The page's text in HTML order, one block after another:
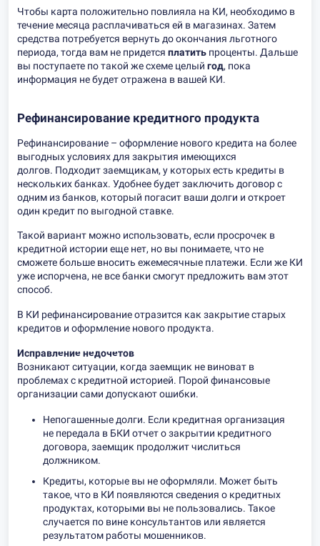
Чтобы карта положительно повлияла на КИ, необходимо в
течение месяца расплачиваться ей в магазинах. Затем
средства потребуется вернуть до окончания льготного
периода, тогда вам не придется платить проценты. Дальше
вы поступаете по такой же схеме целый год, пока
информация не будет отражена в вашей КИ.
Рефинансирование кредитного продукта
Рефинансирование – оформление нового кредита на более
выгодных условиях для закрытия имеющихся
долгов. Подходит заемщикам, у которых есть кредиты в
нескольких банках. Удобнее будет заключить договор с
одним из банков, который погасит ваши долги и откроет
один кредит по выгодной ставке.
Такой вариант можно использовать, если просрочек в
кредитной истории еще нет, но вы понимаете, что не
сможете больше вносить ежемесячные платежи. Если же КИ
уже испорчена, не все банки смогут предложить вам этот
способ.
В КИ рефинансирование отразится как закрытие старых
кредитов и оформление нового продукта.
Исправление недочетов
Возникают ситуации, когда заемщик не виноват в
проблемах с кредитной историей. Порой финансовые
организации сами допускают ошибки.
Непогашенные долги. Если кредитная организация
не передала в БКИ отчет о закрытии кредитного
договора, заемщик продолжит числиться
должником.
Кредиты, которые вы не оформляли. Может быть
такое, что в КИ появляются сведения о кредитных
продуктах, которыми вы не пользовались. Такое
случается по вине консультантов или является
результатом работы мошенников.